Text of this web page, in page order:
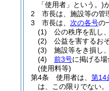
「使用者」という。)
2
市長は、施設等の管
3
市長は、 次の各号の
(1)
公の秩序を乱し
(2)
公益を害するお
(3)
施設等をき損し
(4)
前3号に掲げる
(使用料等)
第4条
使用者は、 第14
は、この限りでない。